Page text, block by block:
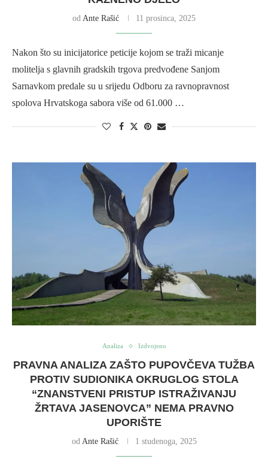
od Ante Rašić 11 prosinca, 2025
Nakon što su inicijatorice peticije kojom se traži micanje
molitelja s glavnih gradskih trgova predvođene Sanjom
Sarnavkom predale su u srijedu Odboru za ravnopravnost
spolova Hrvatskoga sabora više od 61.000 …
Analiza Izdvojeno
PRAVNA ANALIZA ZAŠTO PUPOVČEVA TUŽBA
PROTIV SUDIONIKA OKRUGLOG STOLA
“ZNANSTVENI PRISTUP ISTRAŽIVANJU
ŽRTAVA JASENOVCA” NEMA PRAVNO
UPORIŠTE
od Ante Rašić 1 studenoga, 2025